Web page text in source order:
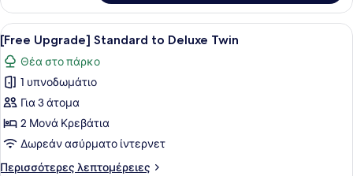
Twin
Room
(Breakfast
1+1)
Προβολή
όλων
των
φωτογραφιών
για
[Free
Upgrade]
Ένα δωμάτιο ξενοδοχείου με δύο
8
[Free Upgrade] Standard to Deluxe Twin
Θέα στο πάρκο
1 υπνοδωμάτιο
Για 3 άτομα
2 Μονά Κρεβάτια
Δωρεάν ασύρματο ίντερνετ
Περισσότερες λεπτομέρειες
Περισσότερες